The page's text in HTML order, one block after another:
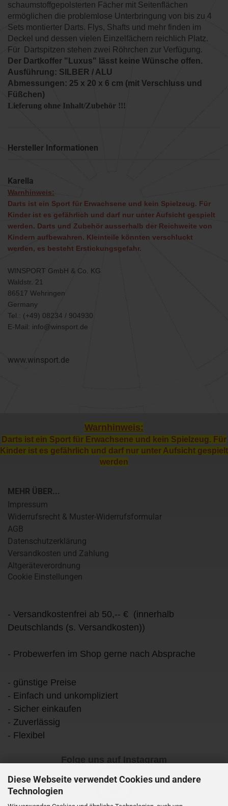
Diese Webseite verwendet Cookies und andere
Technologien
schaumstoffgepolsterten Fächer mit Seitenflächen
ermöglichen die problemlose Unter­brin­gung von bis zu 4
Sets montierter Darts. Flys, Shafts und mehr finden im
Deckel und dessen vielen Einzelfächern reichlich Platz.
Für Dartspitzen stehen zwei Röhrchen zur Verfügung.
Der Dartkoffer "Luxus" lässt keine Wünsche offen.
Ausführung: SILBER / ALU
Abmessungen: 25 x 20 x 6 cm (mit Verschluss und
Füßchen)
Lieferung ohne Inhalt/Zubehör !!!
Hersteller Informationen
Karella
Warnhinweis:
Darts ist ein Sport für Erwachsene und kein Spielzeug. Für
Kinder ist es gefährlich und darf nur unter Aufsicht gespielt
werden. Darts und Zubehör ausserhalb der Reichweite von
Kindern aufbewahren. Kleinteile könnten verschluckt
werden, es besteht Erstickungsgefahr.
WINSPORT GmbH & Co. KG
Waldstr. 21
86517 Wehringen
Germany
Tel.: (+49) 08234 / 904930
E-Mail: info@winsport.de
www.winsport.de
Warnhinweis:
Darts ist ein Sport für Erwachsene und kein Spielzeug. Für
Kinder ist es gefährlich und darf nur unter Aufsicht gespielt
werden
MEHR ÜBER...
Impressum
Widerrufsrecht & Muster-Widerrufsformular
AGB
Datenschutzerklärung
Versandkosten und Zahlung
Altgeräteverordnung
Cookie Einstellungen
- Versandkostenfrei ab 50,-- € (innerhalb
Deutschlands (s. Versandkosten))
- Probewerfen im Shop gerne nach Absprache
- günstige Preise
- Einfach und unkompliziert
- Sicher einkaufen
- Zuverlässig
- Flexibel
Folge uns auf Instagram